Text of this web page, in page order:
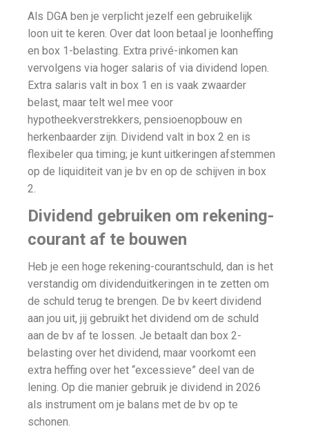
Als DGA ben je verplicht jezelf een gebruikelijk
loon uit te keren. Over dat loon betaal je loonheffing
en box 1-belasting. Extra privé-inkomen kan
vervolgens via hoger salaris of via dividend lopen.
Extra salaris valt in box 1 en is vaak zwaarder
belast, maar telt wel mee voor
hypotheekverstrekkers, pensioenopbouw en
herkenbaarder zijn. Dividend valt in box 2 en is
flexibeler qua timing; je kunt uitkeringen afstemmen
op de liquiditeit van je bv en op de schijven in box
2.
Dividend gebruiken om rekening-
courant af te bouwen
Heb je een hoge rekening-courantschuld, dan is het
verstandig om dividenduitkeringen in te zetten om
de schuld terug te brengen. De bv keert dividend
aan jou uit, jij gebruikt het dividend om de schuld
aan de bv af te lossen. Je betaalt dan box 2-
belasting over het dividend, maar voorkomt een
extra heffing over het “excessieve” deel van de
lening. Op die manier gebruik je dividend in 2026
als instrument om je balans met de bv op te
schonen.